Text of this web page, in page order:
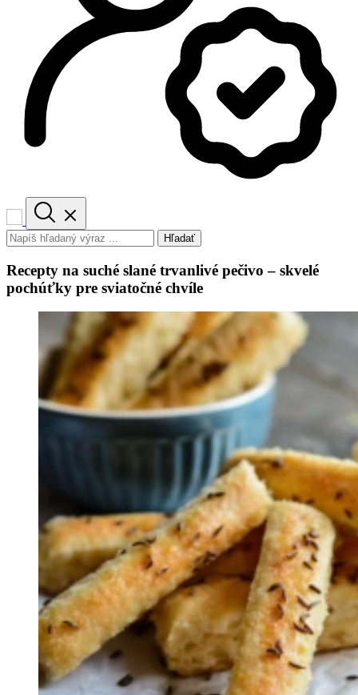
Hľadať
Recepty na suché slané trvanlivé pečivo – skvelé
pochúťky pre sviatočné chvíle